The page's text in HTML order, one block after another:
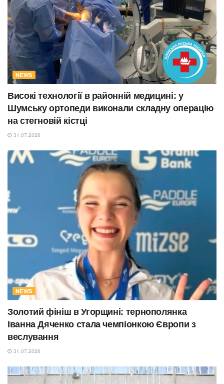
NEWS
Високі технології в районній медицині: у
Шумську ортопеди виконали складну операцію
на стегновій кістці
31.07.2026
NEWS
Золотий фініш в Угорщині: тернополянка
Іванна Дяченко стала чемпіонкою Європи з
веслування
31.07.2026